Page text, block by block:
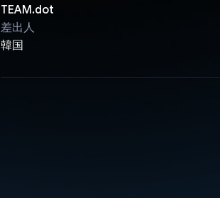
TEAM.dot
差出人
韓国